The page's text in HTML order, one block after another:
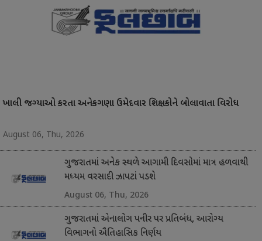
ખાલી જગ્યાઓ કરતા અનેકગણા ઉમેદવાર શિક્ષકોને બોલાવાતા વિરોધ
August 06, Thu, 2026
ગુજરાતમાં અનેક સ્થળે આગામી દિવસોમાં માત્ર હળવાથી
મધ્યમ વરસાદી ઝાપટાં પડશે
August 06, Thu, 2026
ગુજરાતમાં એનાલોગ પનીર પર પ્રતિબંધ, આરોગ્ય
વિભાગનો ઐતિહાસિક નિર્ણય